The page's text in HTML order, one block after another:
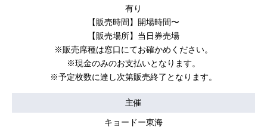
有り
【販売時間】開場時間〜
【販売場所】当日券売場
※販売席種は窓口にてお確かめください。
※現金のみのお支払いとなります。
※予定枚数に達し次第販売終了となります。
主催
キョードー東海